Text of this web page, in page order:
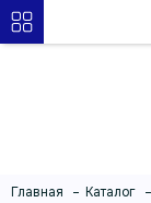
Главная Каталог